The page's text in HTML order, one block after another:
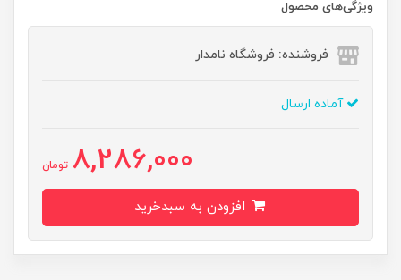
ویژگی‌های محصول
فروشنده: فروشگاه نامدار
آماده ارسال
8,286,000 تومان